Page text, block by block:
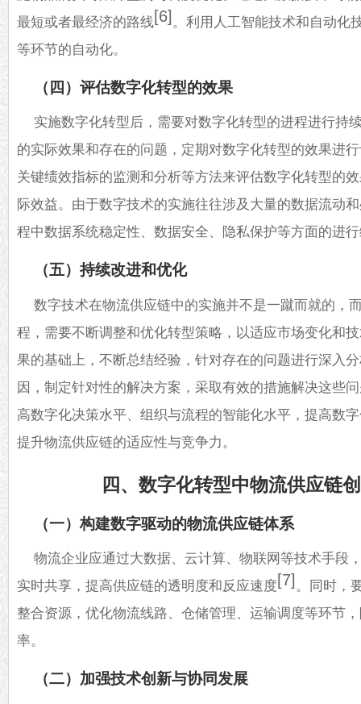
最短或者最经济的路线[6] 。利用人工智能技术和自动化
等环节的自动化。
（四）评估数字化转型的效果
实施数字化转型后，需要对数字化转型的进程进行持
的实际效果和存在的问题，定期对数字化转型的效果进
关键绩效指标的监测和分析等方法来评估数字化转型的
际效益。由于数字技术的实施往往涉及大量的数据流动
程中数据系统稳定性、数据安全、隐私保护等方面的进
（五）持续改进和优化
数字技术在物流供应链中的实施并不是一蹴而就的，
程，需要不断调整和优化转型策略，以适应市场变化和
果的基础上，不断总结经验，针对存在的问题进行深入
因，制定针对性的解决方案，采取有效的措施解决这些
高数字化决策水平、组织与流程的智能化水平，提高数
提升物流供应链的适应性与竞争力。
四、数字化转型中物流供应链
（一）构建数字驱动的物流供应链体系
物流企业应通过大数据、云计算、物联网等技术手段
实时共享，提高供应链的透明度和反应速度 [7] 。同时，
整合资源，优化物流线路、仓储管理、运输调度等环节
率。
（二）加强技术创新与协同发展